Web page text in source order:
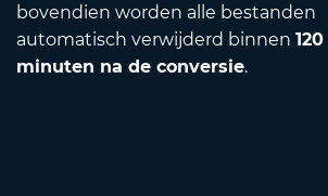
bovendien worden alle bestanden
automatisch verwijderd binnen 120
minuten na de conversie.